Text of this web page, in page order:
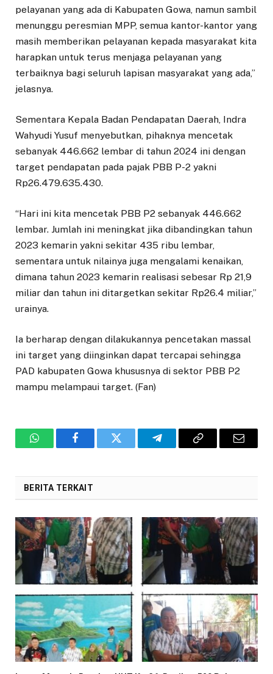
pelayanan yang ada di Kabupaten Gowa, namun sambil
menunggu peresmian MPP, semua kantor-kantor yang
masih memberikan pelayanan kepada masyarakat kita
harapkan untuk terus menjaga pelayanan yang
terbaiknya bagi seluruh lapisan masyarakat yang ada,”
jelasnya.
Sementara Kepala Badan Pendapatan Daerah, Indra
Wahyudi Yusuf menyebutkan, pihaknya mencetak
sebanyak 446.662 lembar di tahun 2024 ini dengan
target pendapatan pada pajak PBB P-2 yakni
Rp26.479.635.430.
“Hari ini kita mencetak PBB P2 sebanyak 446.662
lembar. Jumlah ini meningkat jika dibandingkan tahun
2023 kemarin yakni sekitar 435 ribu lembar,
sementara untuk nilainya juga mengalami kenaikan,
dimana tahun 2023 kemarin realisasi sebesar Rp 21,9
miliar dan tahun ini ditargetkan sekitar Rp26.4 miliar,”
urainya.
Ia berharap dengan dilakukannya pencetakan massal
ini target yang diinginkan dapat tercapai sehingga
PAD kabupaten Gowa khususnya di sektor PBB P2
mampu melampaui target. (Fan)
WhatsAppFacebookTwitter TelegramCopy
Email
BERITA TERKAIT